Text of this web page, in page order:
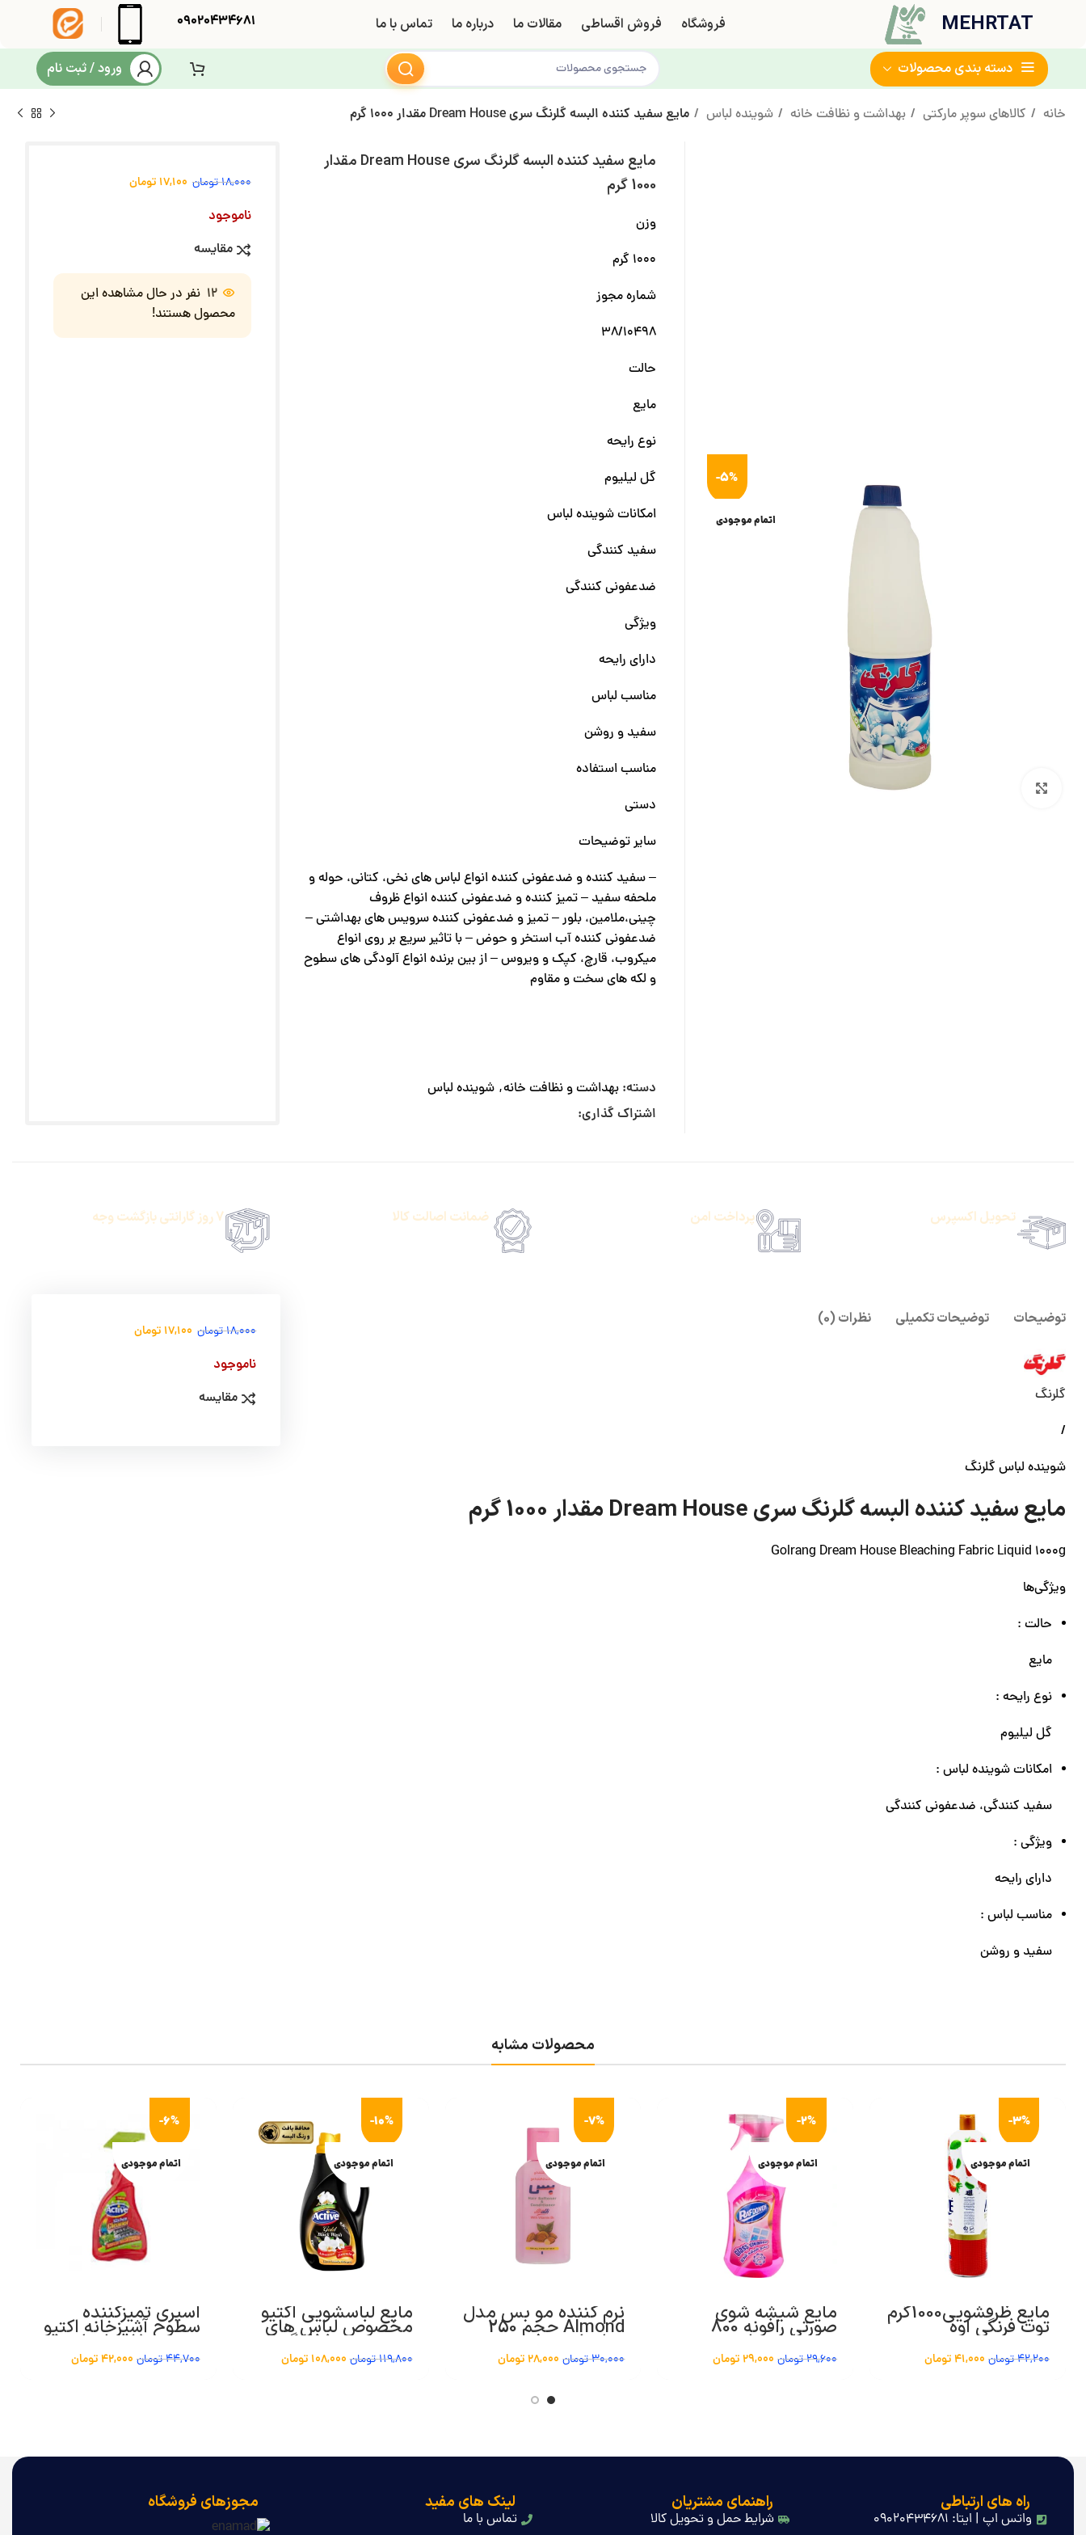
MEHRTAT فروشگاه فروش اقساطی مقالات ما درباره ما تماس با ما 09020434681
دسته بندی محصولات ورود / ثبت نام
خانه کالاهای سوپر مارکتی بهداشت و نظافت خانه شوینده لباس مایع سفید کننده البسه گلرنگ سری Dream House مقدار 1000 گرم
-5%
اتمام موجودی
مایع سفید کننده البسه گلرنگ سری Dream House مقدار
1000 گرم
وزن
۱۰۰۰ گرم
شماره مجوز
۳۸/۱۰۴۹۸
حالت
مایع
نوع رایحه
گل لیلیوم
امکانات شوینده لباس
سفید کنندگی
ضدعفونی کنندگی
ویژگی
دارای رایحه
مناسب لباس
سفید و روشن
مناسب استفاده
دستی
سایر توضیحات
– سفید کننده و ضدعفونی کننده انواع لباس های نخی، کتانی، حوله و
ملحفه سفید – تمیز کننده و ضدعفونی کننده انواع ظروف
چینی،ملامین، بلور – تمیز و ضدعفونی کننده سرویس های بهداشتی –
ضدعفونی کننده آب استخر و حوض – با تاثیر سریع بر روی انواع
میکروب، قارچ، کپک و ویروس – از بین برنده انواع آلودگی های سطوح
و لکه های سخت و مقاوم
دسته: بهداشت و نظافت خانه, شوینده لباس
اشتراک گذاری:
18,000تومان 17,100 تومان
ناموجود
مقایسه
12 نفر در حال مشاهده این
محصول هستند!
تحویل اکسپرس پرداخت امن ضمانت اصالت کالا 7 روز گارانتی بازگشت وجه
توضیحات توضیحات تکمیلی نظرات (0)
گلرنگ
/
شوینده لباس گلرنگ
مایع سفید کننده البسه گلرنگ سری Dream House مقدار 1000 گرم
Golrang Dream House Bleaching Fabric Liquid 1000g
ویژگی‌ها
حالت :
مایع
نوع رایحه :
گل لیلیوم
امکانات شوینده لباس :
سفید کنندگی، ضدعفونی کنندگی
ویژگی :
دارای رایحه
مناسب لباس :
سفید و روشن
18,000تومان 17,100 تومان
ناموجود
مقایسه
محصولات مشابه
-3%
اتمام موجودی
مایع ظرفشویی1000گرم
توت فرنگی اوه
42,200تومان 41,000تومان
-2%
اتمام موجودی
مایع شیشه شوی
صورتی رافونه 800
میلی لیتری ا –
29,600تومان 29,000تومان
-7%
اتمام موجودی
نرم کننده مو بس مدل
Almond حجم 250
میلی لیتر
30,000تومان 28,000 تومان
-10%
اتمام موجودی
مایع لباسشویی اکتیو
مخصوص لباس های
تیره حجم 2500 گرم
119,800تومان 108,000 تومان
-6%
اتمام موجودی
اسپری تمیزکننده
سطوح آشپزخانه اکتیو
حجم 700 میلی لیتر
44,700تومان 42,000تومان
راه های ارتباطی
واتس اپ | ایتا: 09020434681
راهنمای مشتریان
شرایط حمل و تحویل کالا
لینک های مفید
تماس با ما
مجوزهای فروشگاه